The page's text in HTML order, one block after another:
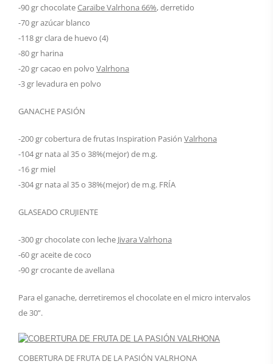
-90 gr chocolateCaraïbe Valrhona 66%, derretido
-70 gr azúcar blanco
-118 gr clara de huevo (4)
-80 gr harina
-20 gr cacao en polvo Valrhona
-3 gr levadura en polvo
GANACHE PASIÓN
-200 gr cobertura de frutas Inspiration Pasión Valrhona
-104 gr nata al 35 o 38%(mejor) de m.g.
-16 gr miel
-304 gr nata al 35 o 38%(mejor) de m.g. FRÍA
GLASEADO CRUJIENTE
-300 gr chocolate con leche Jivara Valrhona
-60 gr aceite de coco
-90 gr crocante de avellana
Para el ganache, derretiremos el chocolate en el micro intervalos
de 30”.
COBERTURA DE FRUTA DE LA PASIÓN VALRHONA